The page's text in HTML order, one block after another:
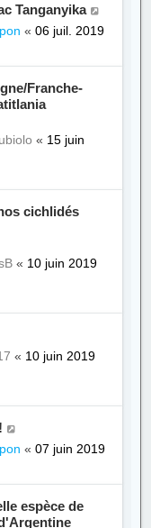
Tanganyika
«06 juil. 2019
Franche-
« 15 juin
cichlidés
« 10 juin 2019
« 10 juin 2019
«07 juin 2019
espèce de